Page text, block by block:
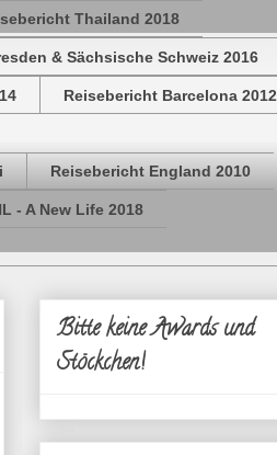
Thailand 2018
& Sächsische Schweiz 2016
Reisebericht Barcelona 2012
Reisebericht England 2010
- A New Life 2018
Bitte keine Awards und
Stöckchen!